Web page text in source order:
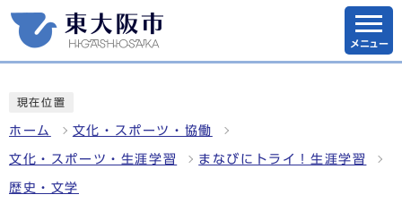
メニュー
現在位置
ホーム 文化・スポーツ・協働
文化・スポーツ・生涯学習 まなびにトライ！生涯学習
歴史・文学